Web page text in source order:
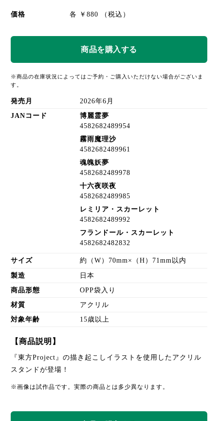
価格 各 ￥880 （税込）
※商品の在庫状況によってはご予約・ご購入いただけない場合がございま
す。
発売月 2026年6月
JANコード
博麗霊夢
4582682489954
霧雨魔理沙
4582682489961
魂魄妖夢
4582682489978
十六夜咲夜
4582682489985
レミリア・スカーレット
4582682489992
フランドール・スカーレット
4582682482832
サイズ 約（W）70mm×（H）71mm以内
製造 日本
商品形態 OPP袋入り
材質 アクリル
対象年齢 15歳以上
【商品説明】
『東方Project』の描き起こしイラストを使用したアクリル
スタンドが登場！
※画像は試作品です。実際の商品とは多少異なります。